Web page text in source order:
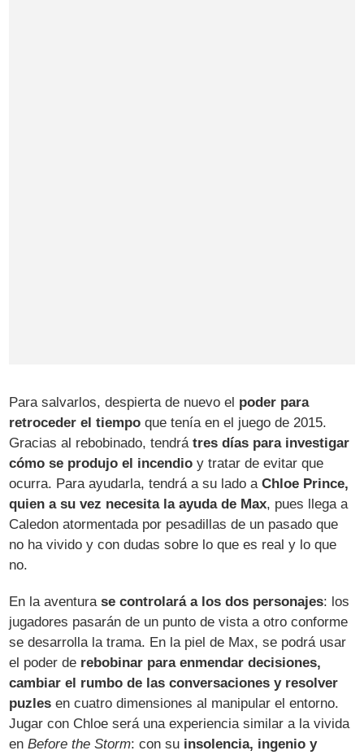
Para salvarlos, despierta de nuevo el poder para
retroceder el tiempo que tenía en el juego de 2015.
Gracias al rebobinado, tendrátres días para investigar
cómo se produjo el incendio y tratar de evitar que
ocurra. Para ayudarla, tendrá a su lado aChloe Prince,
quien a su vez necesita la ayuda de Max, pues llega a
Caledon atormentada por pesadillas de un pasado que
no ha vivido y con dudas sobre lo que es real y lo que
no.
En la aventurase controlará a los dos personajes: los
jugadores pasarán de un punto de vista a otro conforme
se desarrolla la trama. En la piel de Max, se podrá usar
el poder de rebobinar para enmendar decisiones,
cambiar el rumbo de las conversaciones y resolver
puzles en cuatro dimensiones al manipular el entorno.
Jugar con Chloe será una experiencia similar a la vivida
enBefore the Storm: con su insolencia, ingenio y